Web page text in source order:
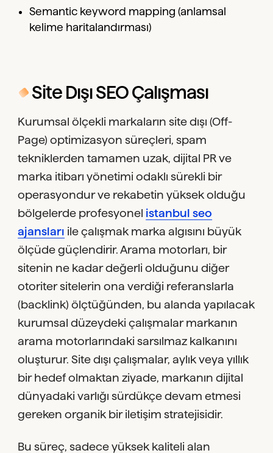
Semantic keyword mapping (anlamsal
kelime haritalandırması)
Site Dışı SEO Çalışması
Kurumsal ölçekli markaların site dışı (Off-
Page) optimizasyon süreçleri, spam
tekniklerden tamamen uzak, dijital PR ve
marka itibarı yönetimi odaklı sürekli bir
operasyondur ve rekabetin yüksek olduğu
bölgelerde profesyonel istanbul seo
ajansları ile çalışmak marka algısını büyük
ölçüde güçlendirir. Arama motorları, bir
sitenin ne kadar değerli olduğunu diğer
otoriter sitelerin ona verdiği referanslarla
(backlink) ölçtüğünden, bu alanda yapılacak
kurumsal düzeydeki çalışmalar markanın
arama motorlarındaki sarsılmaz kalkanını
oluşturur. Site dışı çalışmalar, aylık veya yıllık
bir hedef olmaktan ziyade, markanın dijital
dünyadaki varlığı sürdükçe devam etmesi
gereken organik bir iletişim stratejisidir.
Bu süreç, sadece yüksek kaliteli alan